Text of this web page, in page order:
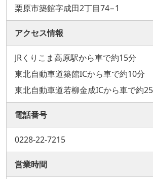
栗原市築館字成田2丁目74−1
アクセス情報
JRくりこま高原駅から車で約15分
東北自動車道築館ICから車で約10分
東北自動車道若柳金成ICから車で約
電話番号
0228-22-7215
営業時間